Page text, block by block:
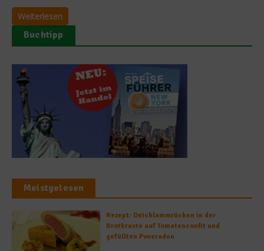
Weiterlesen
Buchtipp
Meistgelesen
Rezept: Deichlammrücken in der
Brotkruste auf Tomatenconfit und
gefüllten Poveraden